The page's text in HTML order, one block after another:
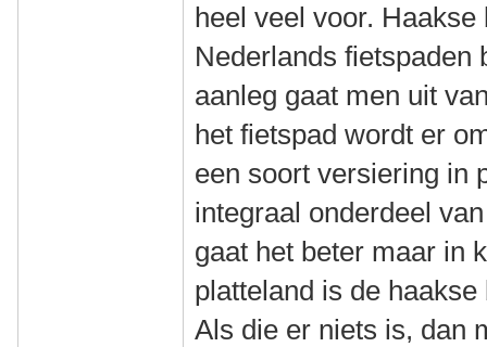
heel veel voor.
Nederlands fietspaden
aanleg gaat men uit
het fietspad wordt er
een soort versiering in
integraal onderdeel
gaat het beter maar in
platteland is de
Als die er niets is, dan